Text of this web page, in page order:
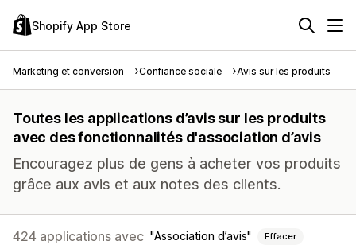
Shopify App Store
Marketing et conversion Confiance sociale Avis sur les produits
Toutes les applications d’avis sur les produits
avec des fonctionnalités d'association d’avis
Encouragez plus de gens à acheter vos produits
grâce aux avis et aux notes des clients.
424 applications avec Association d’avis Effacer